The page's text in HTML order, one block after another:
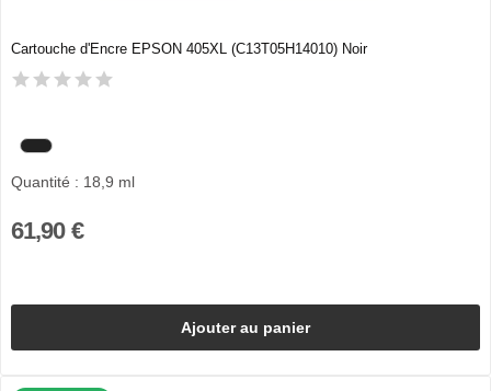
Cartouche d'Encre EPSON 405XL (C13T05H14010) Noir
Quantité : 18,9 ml
61,90 €
Ajouter au panier